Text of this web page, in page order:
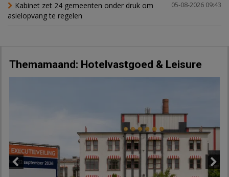
05-08-2026 09:43
Kabinet zet 24 gemeenten onder druk om
asielopvang te regelen
Themamaand: Hotelvastgoed & Leisure
Next